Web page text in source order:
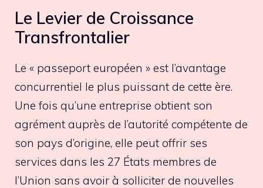
Le Levier de Croissance
Transfrontalier
Le « passeport européen » est l’avantage
concurrentiel le plus puissant de cette ère.
Une fois qu’une entreprise obtient son
agrément auprès de l’autorité compétente de
son pays d’origine, elle peut offrir ses
services dans les 27 États membres de
l’Union sans avoir à solliciter de nouvelles